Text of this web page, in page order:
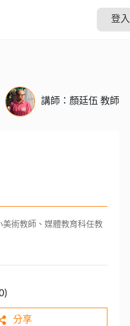
登入
講師：顏廷伍 教師
術教師、媒體教育科任教
)
分享